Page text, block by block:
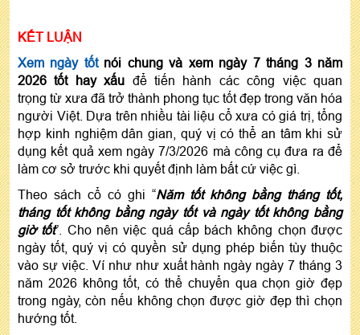
KẾT LUẬN
Xem ngày tốtnói chung và xem ngày 7 tháng 3 năm
2026 tốt hay xấu để tiến hành các công việc quan
trọng từ xưa đã trở thành phong tục tốt đẹp trong văn hóa
người Việt. Dựa trên nhiều tài liệu cổ xưa có giá trị, tổng
hợp kinh nghiệm dân gian, quý vị có thể an tâm khi sử
dụng kết quả xem ngày 7/3/2026 mà công cụ đưa ra để
làm cơ sở trước khi quyết định làm bất cứ việc gì.
Theo sách cổ có ghi “Năm tốt không bằng tháng tốt,
tháng tốt không bằng ngày tốt và ngày tốt không bằng
giờ tốt”. Cho nên việc quá cấp bách không chọn được
ngày tốt, quý vị có quyền sử dụng phép biến tùy thuộc
vào sự việc. Ví như như xuất hành ngày ngày 7 tháng 3
năm 2026 không tốt, có thể chuyển qua chọn giờ đẹp
trong ngày, còn nếu không chọn được giờ đẹp thì chọn
hướng tốt.